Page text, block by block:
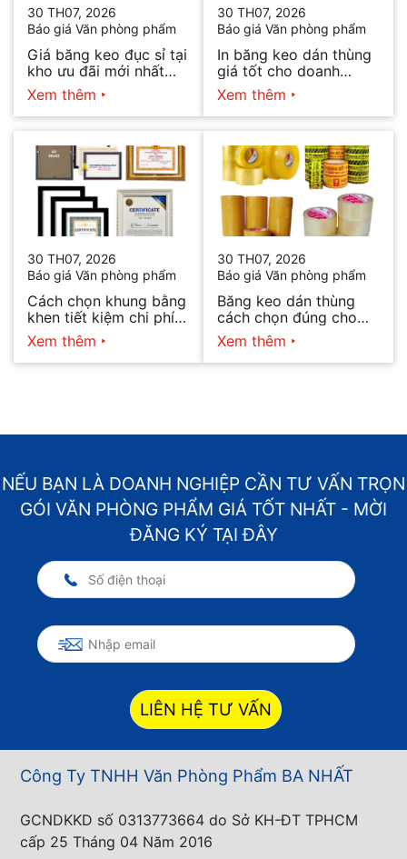
30 TH07, 2026
Báo giá Văn phòng phẩm
Giá băng keo đục sỉ tại
kho ưu đãi mới nhất
2026
Xem thêm
30 TH07, 2026
Báo giá Văn phòng phẩm
In băng keo dán thùng
giá tốt cho doanh
nghiệp bán hàng
Xem thêm
30 TH07, 2026
Báo giá Văn phòng phẩm
Cách chọn khung bằng
khen tiết kiệm chi phí
mà vẫn đẹp
Xem thêm
30 TH07, 2026
Báo giá Văn phòng phẩm
Băng keo dán thùng
cách chọn đúng cho
từng nhu cầu
Xem thêm
NẾU BẠN LÀ DOANH NGHIỆP CẦN TƯ VẤN TRỌN
GÓI VĂN PHÒNG PHẨM GIÁ TỐT NHẤT - MỜI
ĐĂNG KÝ TẠI ĐÂY
LIÊN HỆ TƯ VẤN
Công Ty TNHH Văn Phòng Phẩm BA NHẤT
GCNDKKD số 0313773664 do Sở KH-ĐT TPHCM
cấp 25 Tháng 04 Năm 2016